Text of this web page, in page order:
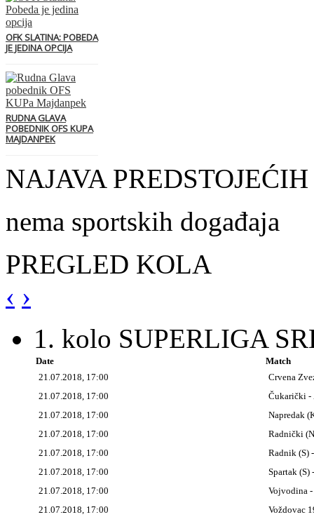
OFK SLATINA: POBEDA
JE JEDINA OPCIJA
RUDNA GLAVA
POBEDNIK OFS KUPA
MAJDANPEK
NAJAVA
nema sportskih događaja
PREGLED KOLA
‹ ›
1. kolo SUPERLIGA
Date
Match
21.07.2018, 17:00
Crvena
21.07.2018, 17:00
Čukarički -
21.07.2018, 17:00
Napredak
21.07.2018, 17:00
Radnički
21.07.2018, 17:00
Radnik (S)
21.07.2018, 17:00
Spartak (S)
21.07.2018, 17:00
Vojvodina
21.07.2018, 17:00
Voždovac